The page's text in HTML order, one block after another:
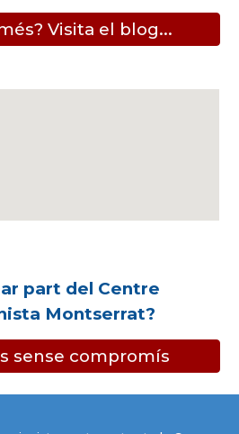
Visita el blog...
part del Centre
Montserrat?
sense compromís